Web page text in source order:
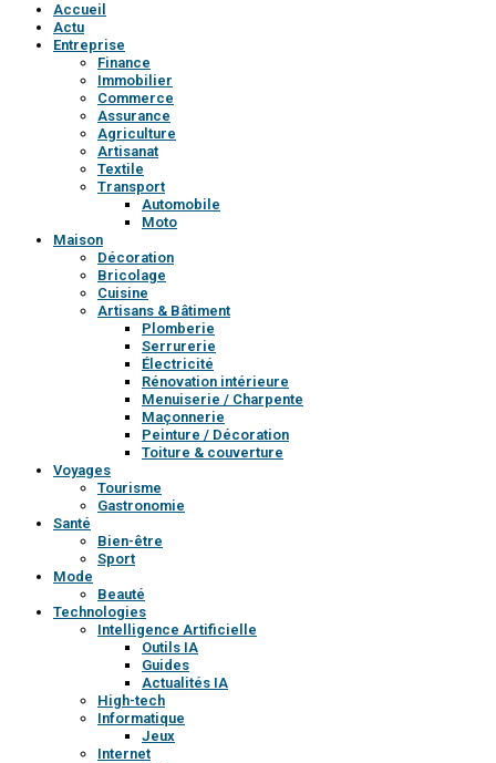
Accueil
Actu
Entreprise
Finance
Immobilier
Commerce
Assurance
Agriculture
Artisanat
Textile
Transport
Automobile
Moto
Maison
Décoration
Bricolage
Cuisine
Artisans & Bâtiment
Plomberie
Serrurerie
Électricité
Rénovation intérieure
Menuiserie / Charpente
Maçonnerie
Peinture / Décoration
Toiture & couverture
Voyages
Tourisme
Gastronomie
Santé
Bien-être
Sport
Mode
Beauté
Technologies
Intelligence Artificielle
Outils IA
Guides
Actualités IA
High-tech
Informatique
Jeux
Internet